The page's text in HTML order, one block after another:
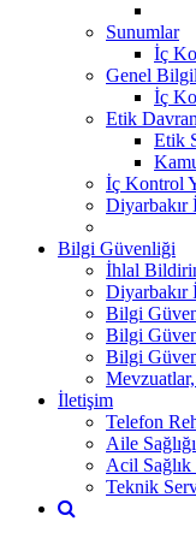
Sunumlar
İç
Genel
İç
Etik
Etik
İç Kontrol
Diyarbakır
Bilgi Güvenliği
İhlal
Bilgi
Bilgi
Bilgi
İletişim
Telefon
Aile
Acil
Teknik